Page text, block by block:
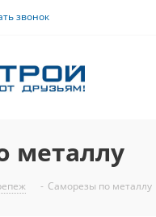
звонок
металлу
- Саморезы по металлу